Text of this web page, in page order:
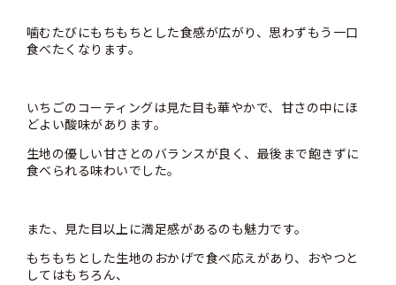
噛むたびにもちもちとした食感が広がり、思わずもう一口
食べたくなります。
いちごのコーティングは見た目も華やかで、甘さの中にほ
どよい酸味があります。
生地の優しい甘さとのバランスが良く、最後まで飽きずに
食べられる味わいでした。
また、見た目以上に満足感があるのも魅力です。
もちもちとした生地のおかげで食べ応えがあり、おやつと
してはもちろん、